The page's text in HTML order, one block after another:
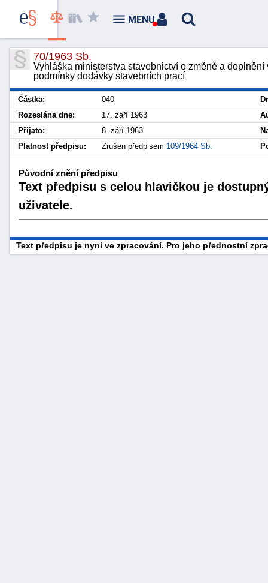
70/1963 Sb.
Vyhláška ministerstva stavebnictví o změně a
podmínky dodávky stavebních prací
Částka: 040
Rozeslána dne:
17. září 1963
Přijato:
8. září 1963
Platnost předpisu:
Zrušen předpisem 109/1964 Sb.
Původní znění předpisu
Text předpisu s celou hlavičkou je
uživatele.
Text předpisu je nyní ve zpracování. Pro jeho přednostní
MENU